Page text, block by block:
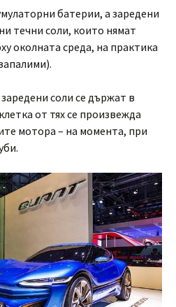
батерии, а заредени
течни соли, които нямат
околната среда, на практика
соли се държат в
от тях се произвежда
мотора – на момента, при